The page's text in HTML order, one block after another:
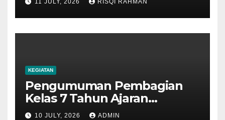
11 JULY, 2026 RISQI RAHMAN
KEGIATAN
Pengumuman Pembagian
Kelas 7 Tahun Ajaran
2026/2027
10 JULY, 2026 ADMIN